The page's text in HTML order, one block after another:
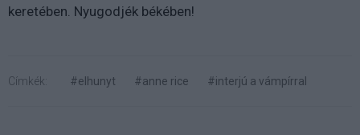
keretében. Nyugodjék békében!
Címkék: #elhunyt #anne rice #interjú a vámpírral